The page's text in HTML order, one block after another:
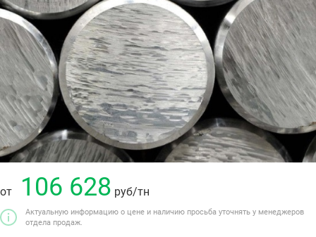
от 106 628 руб/тн
Актуальную информацию о цене и наличию просьба уточнять у менеджеров
отдела продаж.